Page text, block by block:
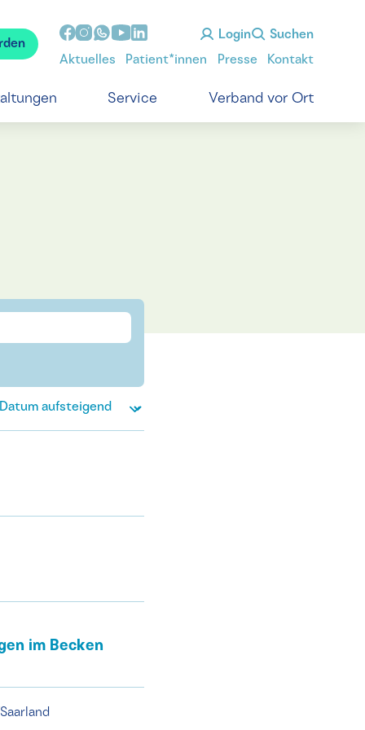
Login Suchen
Aktuelles Patient*innen Presse Kontakt
Service Verband vor Ort
im Becken